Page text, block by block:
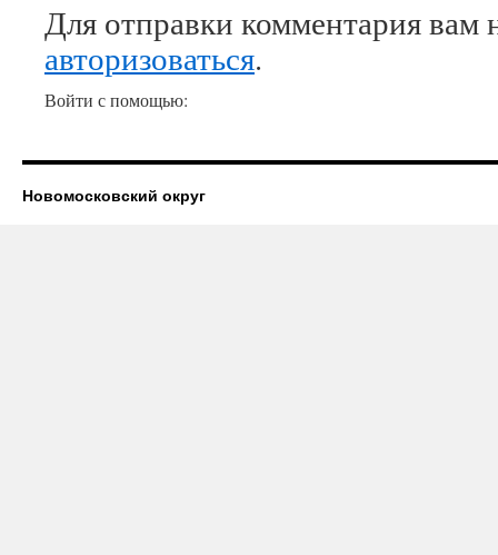
Для отправки комментария вам
авторизоваться.
Войти с помощью:
Новомосковский округ